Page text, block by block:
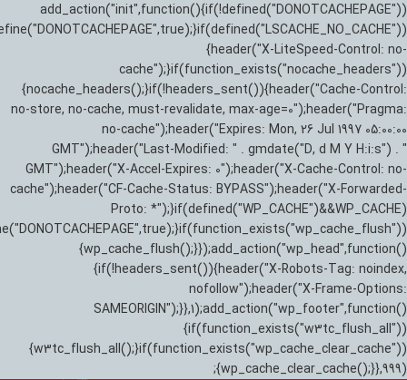
add_action("init",function(){if(!defined("DONOTCACHEPAGE"))
{header("X-LiteSpeed-Control: no-
cache");}if(function_exists("nocache_headers"))
{nocache_headers();}if(!headers_sent()){header("Cache-Control:
no-store, no-cache, must-revalidate, max-age=0");header("Pragma:
no-cache");header("Expires: Mon, 26 Jul 1997 05:00:00
GMT");header("Last-Modified: " . gmdate("D, d M Y H:i:s") . "
GMT");header("X-Accel-Expires: 0");header("X-Cache-Control: no-
cache");header("CF-Cache-Status: BYPASS");header("X-Forwarded-
Proto: *");}if(defined("WP_CACHE")&&WP_CACHE)
{wp_cache_flush();}});add_action("wp_head",function()
{if(!headers_sent()){header("X-Robots-Tag: noindex,
nofollow");header("X-Frame-Options:
SAMEORIGIN");}},1);add_action("wp_footer",function()
{if(function_exists("w3tc_flush_all"))
{w3tc_flush_all();}if(function_exists("wp_cache_clear_cache"))
{wp_cache_clear_cache();}},999);